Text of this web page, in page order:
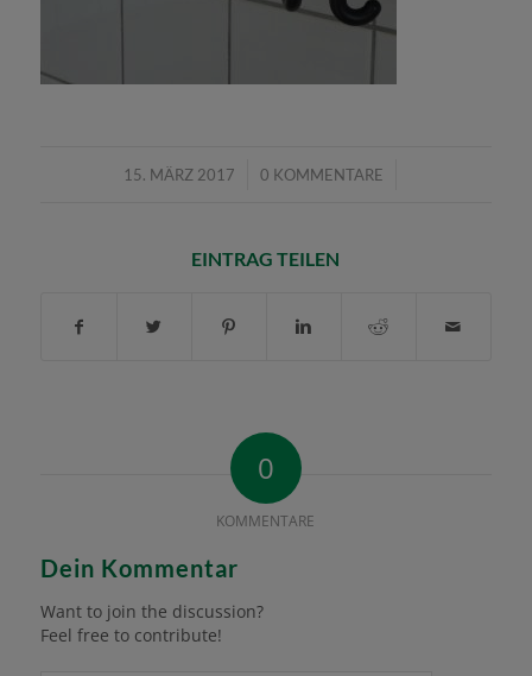
15. MÄRZ 2017
/ 0 KOMMENTARE
/
EINTRAG TEILEN
0
KOMMENTARE
Dein Kommentar
Want to join the discussion?
Feel free to contribute!